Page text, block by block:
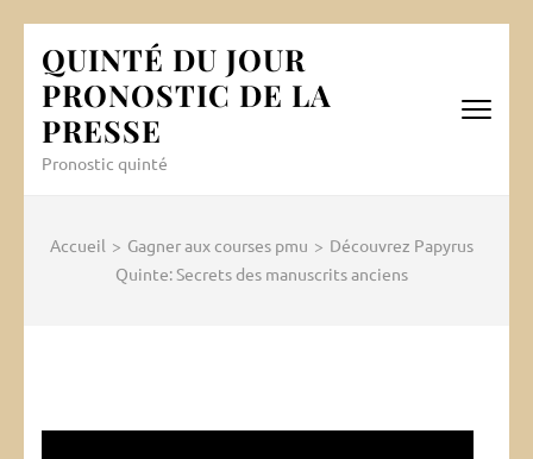
contenu
(Pressez
Entrée)
QUINTÉ DU JOUR
PRONOSTIC DE LA
PRESSE
Pronostic quinté
Accueil > Gagner aux courses pmu > Découvrez Papyrus
Quinte: Secrets des manuscrits anciens